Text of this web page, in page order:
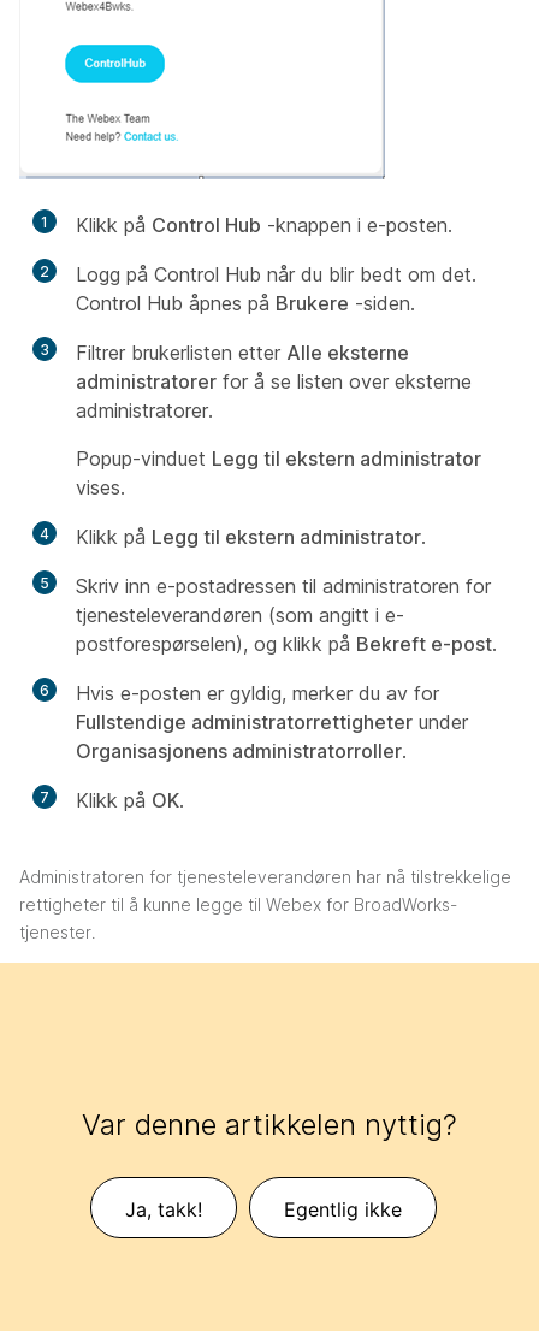
1 Klikk på Control Hub -knappen i e-posten.
2
Logg på Control Hub når du blir bedt om det.
Control Hub åpnes på Brukere -siden.
3 Filtrer brukerlisten etter Alle eksterne
administratorer for å se listen over eksterne
administratorer.
Popup-vinduet Legg til ekstern administrator
vises.
4 Klikk på Legg til ekstern administrator.
5
Skriv inn e-postadressen til administratoren for
tjenesteleverandøren (som angitt i e-
postforespørselen), og klikk på Bekreft e-post.
6
Hvis e-posten er gyldig, merker du av for
Fullstendige administratorrettigheter under
Organisasjonens administratorroller.
7 Klikk på OK.
Administratoren for tjenesteleverandøren har nå tilstrekkelige
rettigheter til å kunne legge til Webex for BroadWorks-
tjenester.
Var denne artikkelen nyttig?
Ja, takk! Egentlig ikke